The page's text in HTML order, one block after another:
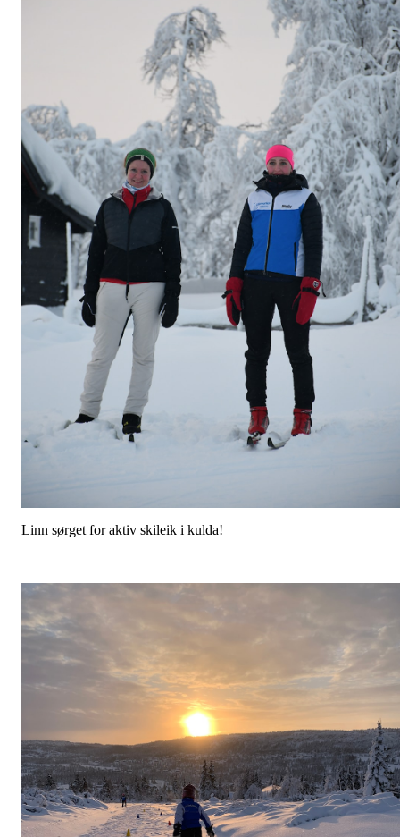
Linn sørget for aktiv skileik i kulda!